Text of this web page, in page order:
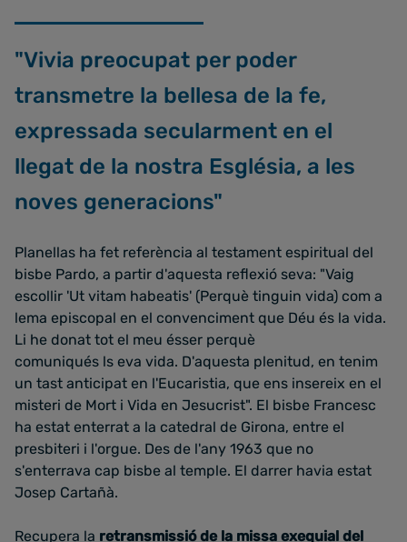
"Vivia preocupat per poder
transmetre la bellesa de la fe,
expressada secularment en el
llegat de la nostra Església, a les
noves generacions"
Planellas ha fet referència al testament espiritual del
bisbe Pardo, a partir d'aquesta reflexió seva: "Vaig
escollir 'Ut vitam habeatis' (Perquè tinguin vida) com a
lema episcopal en el convenciment que Déu és la vida.
Li he donat tot el meu ésser perquè
comuniqués ls eva vida. D'aquesta plenitud, en tenim
un tast anticipat en l'Eucaristia, que ens insereix en el
misteri de Mort i Vida en Jesucrist". El bisbe Francesc
ha estat enterrat a la catedral de Girona, entre el
presbiteri i l'orgue. Des de l'any 1963 que no
s'enterrava cap bisbe al temple. El darrer havia estat
Josep Cartañà.
Recupera la retransmissió de la missa exequial del